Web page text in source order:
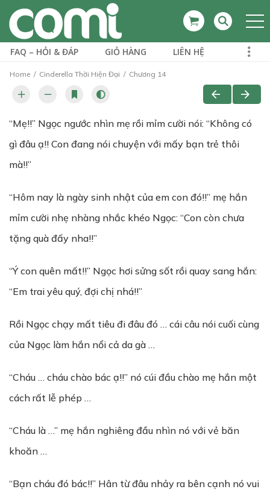
FAQ – HỎI & ĐÁP GIỎ HÀNG LIÊN HỆ
Home Cinderella Thời Hiện Đại Chương 14
“Mẹ!!” Ngọc ngước nhìn mẹ rồi mỉm cười nói: “Không có
gì đâu ạ!! Con đang nói chuyện với mấy bạn trẻ thôi
mà!!”
“Hôm nay là ngày sinh nhật của em con đó!!” mẹ hắn
mỉm cười nhẹ nhàng nhắc khéo Ngọc: “Con còn chưa
tặng quà đấy nha!!”
“Ý con quên mất!!” Ngọc hơi sửng sốt rồi quay sang hắn:
“Em trai yêu quý, đợi chị nhá!!”
Rồi Ngọc chạy mất tiêu đi đâu đó … cái câu nói cuối cùng
của Ngọc làm hắn nổi cả da gà …
“Cháu … cháu chào bác ạ!!” nó cúi đầu chào mẹ hắn một
cách rất lễ phép …
“Cháu là …” mẹ hắn nghiêng đầu nhìn nó với vẻ băn
khoăn …
“Bạn cháu đó bác!!” Hân từ đâu nhảy ra bên cạnh nó vui